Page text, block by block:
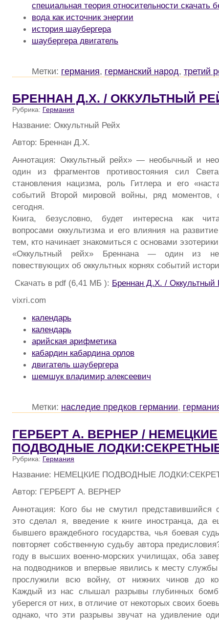
специальная теория относительности скачать
вода как источник энергии
история шаубергера
шаубергера двигатель
Метки: германия, германский народ, третий
БРЕННАН Д.Х. / ОККУЛЬТНЫЙ
Рубрика: Германия
Название: Оккультный Рейх
Автор: Бреннан Д.Х.
Аннотация: Оккультный рейх» — необычный и
один из фрагментов противостояния сил
становления нацизма, роль Гитлера и его
событий Второй мировой войны, ряд моментов,
сегодня.
Книга, безусловно, будет интересна как
вопросами оккультизма и его влияния на
тем, кто начинает знакомиться с основами
«Оккультный рейх» Бреннана — один из
повествующих об оккультных корнях событий
Скачать в pdf (6,41 МБ ): Бреннан Д.Х. / Оккультный
vixri.com
календарь
календарь
арийская арифметика
кабардин кабардина орлов
двигатель шаубергера
шемшук владимир алексеевич
Метки: наследие предков германии,
ГЕРБЕРТ А. ВЕРНЕР / НЕМЕЦКИЕ
ПОДВОДНЫЕ
Рубрика: Германия
Название: НЕМЕЦКИЕ ПОДВОДНЫЕ
Автор: ГЕРБЕРТ А. ВЕРНЕР
Аннотация: Кого бы не смутил представившийся
это сделал я, введение к книге иностранца, да
бывшего враждебного государства, чья боевая
повторяет собственную судьбу автора
году в высших военно-морских училищах, оба
на подводников и впервые явились к месту
прослужили всю войну, от нижних чинов до
Каждый из нас слышал разрывы глубинных бомб
уберегся от них, в отличие от некоторых своих
однако, что эти разрывы звучат на удивление